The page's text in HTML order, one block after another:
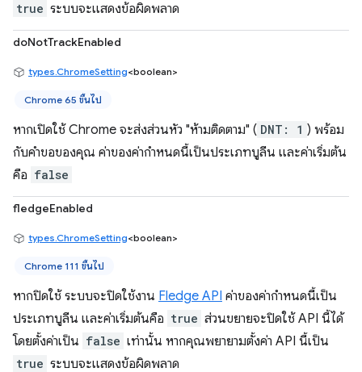
true ระบบจะแสดงข้อผิดพลาด
doNotTrackEnabled
types.ChromeSetting<boolean>
Chrome 65 ขึ้นไป
หากเปิดใช้ Chrome จะส่งส่วนหัว "ห้ามติดตาม" ( DNT: 1 ) พร้อม
กับคำขอของคุณ ค่าของค่ากำหนดนี้เป็นประเภทบูลีน และค่าเริ่มต้น
คือ false
fledgeEnabled
types.ChromeSetting<boolean>
Chrome 111 ขึ้นไป
หากปิดใช้ ระบบจะปิดใช้งาน Fledge API ค่าของค่ากำหนดนี้เป็น
ประเภทบูลีน และค่าเริ่มต้นคือ true ส่วนขยายจะปิดใช้ API นี้ได้
โดยตั้งค่าเป็น false เท่านั้น หากคุณพยายามตั้งค่า API นี้เป็น
true ระบบจะแสดงข้อผิดพลาด